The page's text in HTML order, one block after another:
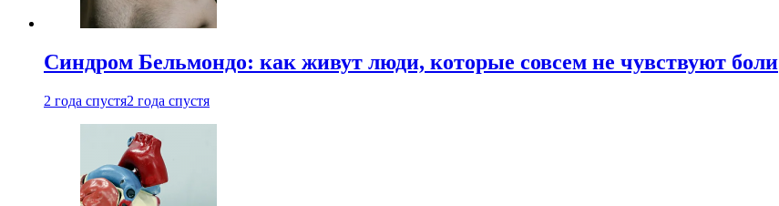
Синдром Бельмондо: как живут люди, которые совсем не чувствуют боли
2 года спустя2 года спустя